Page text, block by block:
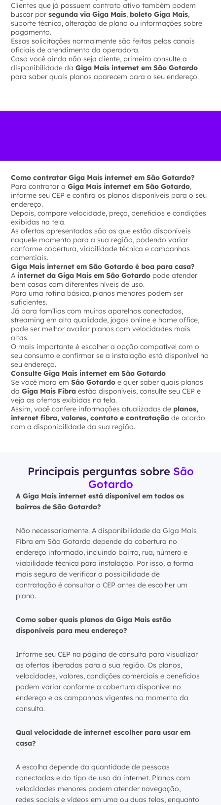
Clientes que já possuem contrato ativo também podem
buscar porsegunda via Giga Mais, boleto Giga Mais,
suporte técnico, alteração de plano ou informações sobre
pagamento.
Essas solicitações normalmente são feitas pelos canais
oficiais de atendimento da operadora.
Caso você ainda não seja cliente, primeiro consulte a
disponibilidade daGiga Mais internet em São Gotardo
para saber quais planos aparecem para o seu endereço.
Como contratar Giga Mais internet em São Gotardo?
Para contratar aGiga Mais internet em São Gotardo,
informe seu CEP e confira os planos disponíveis para o seu
endereço.
Depois, compare velocidade, preço, benefícios e condições
exibidas na tela.
As ofertas apresentadas são as que estão disponíveis
naquele momento para a sua região, podendo variar
conforme cobertura, viabilidade técnica e campanhas
comerciais.
Giga Mais internet em São Gotardo é boa para casa?
A internet da Giga Mais em São Gotardo pode atender
bem casas com diferentes níveis de uso.
Para uma rotina básica, planos menores podem ser
suficientes.
Já para famílias com muitos aparelhos conectados,
streaming em alta qualidade, jogos online e home office,
pode ser melhor avaliar planos com velocidades mais
altas.
O mais importante é escolher a opção compatível com o
seu consumo e confirmar se a instalação está disponível no
seu endereço.
Consulte Giga Mais internet em São Gotardo
Se você mora emSão Gotardo e quer saber quais planos
daGiga Mais Fibra estão disponíveis, consulte seu CEP e
veja as ofertas exibidas na tela.
Assim, você confere informações atualizadas de planos,
internet fibra, valores, contato e contratação de acordo
com a disponibilidade da sua região.
Principais perguntas sobre São
Gotardo
A Giga Mais internet está disponível em todos os
bairros de São Gotardo?
Não necessariamente. A disponibilidade da Giga Mais
Fibra em São Gotardo depende da cobertura no
endereço informado, incluindo bairro, rua, número e
viabilidade técnica para instalação. Por isso, a forma
mais segura de verificar a possibilidade de
contratação é consultar o CEP antes de escolher um
plano.
Como saber quais planos da Giga Mais estão
disponíveis para meu endereço?
Informe seu CEP na página de consulta para visualizar
as ofertas liberadas para a sua região. Os planos,
velocidades, valores, condições comerciais e benefícios
podem variar conforme a cobertura disponível no
endereço e as campanhas vigentes no momento da
consulta.
Qual velocidade de internet escolher para usar em
casa?
A escolha depende da quantidade de pessoas
conectadas e do tipo de uso da internet. Planos com
velocidades menores podem atender navegação,
redes sociais e vídeos em uma ou duas telas, enquanto